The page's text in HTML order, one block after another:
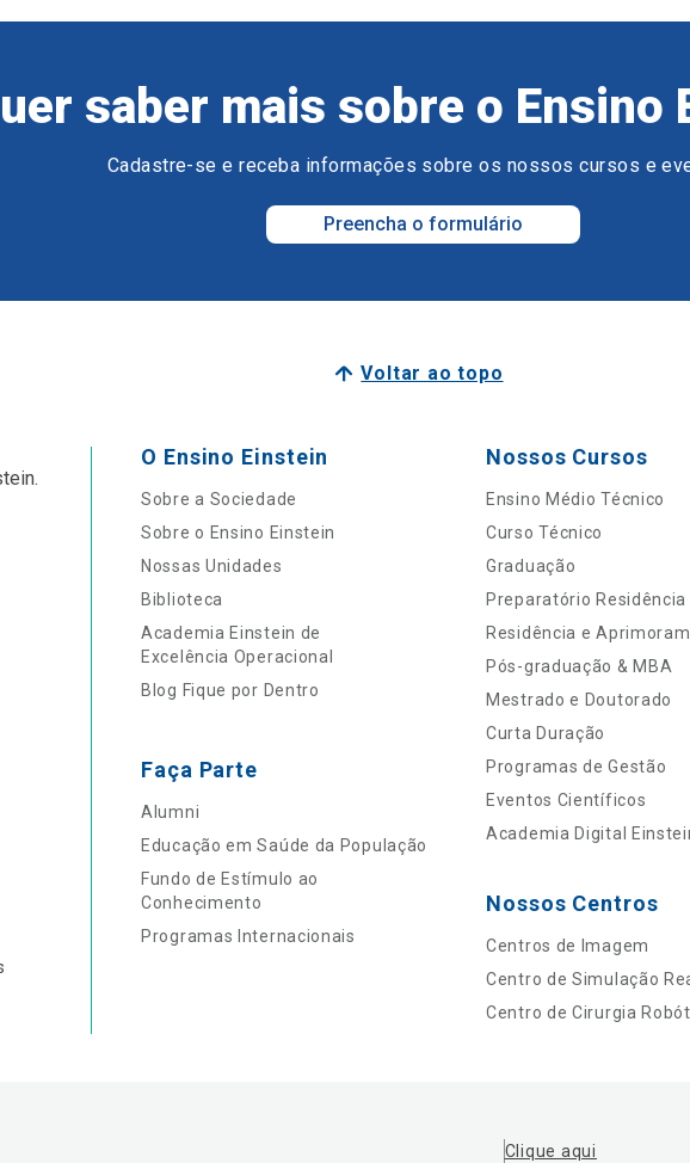
saber mais sobre o Ensino
Cadastre-se e receba informações sobre os nossos cursos e
Preencha o formulário
Voltar ao topo
O Ensino Einstein
Sobre a Sociedade
Sobre o Ensino Einstein
Nossas Unidades
Biblioteca
Academia Einstein de
Excelência Operacional
Blog Fique por Dentro
Faça Parte
Alumni
Educação em Saúde da População
Fundo de Estímulo ao
Conhecimento
Programas Internacionais
Nossos Cursos
Ensino Médio Técnico
Curso Técnico
Graduação
Preparatório Residência
Residência e
Pós-graduação & MBA
Mestrado e Doutorado
Curta Duração
Programas de Gestão
Eventos Científicos
Academia Digital
Nossos Centros
Centros de Imagem
Centro de Simulação
Centro de Cirurgia
Clique aqui